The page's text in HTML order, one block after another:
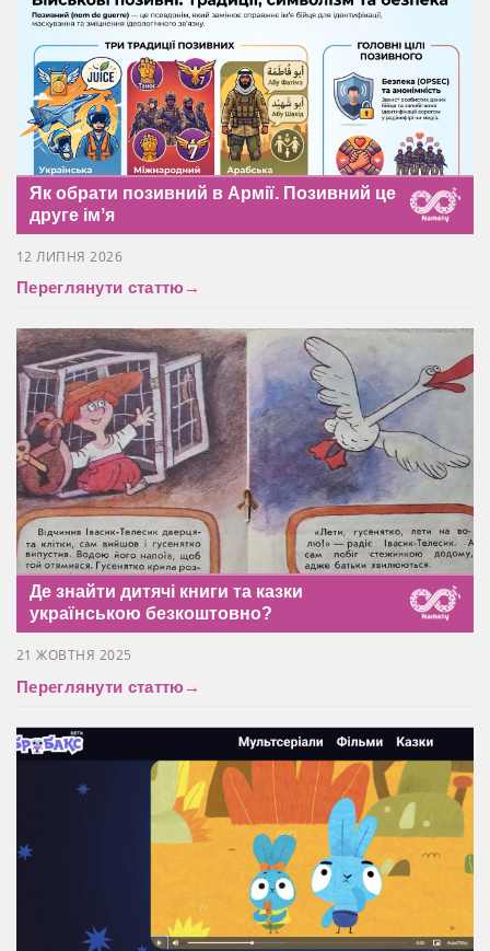
Як обрати позивний в Армії. Позивний це
друге імʼя
12 ЛИПНЯ 2026
Переглянути статтю→
Де знайти дитячі книги та казки
українською безкоштовно?
21 ЖОВТНЯ 2025
Переглянути статтю→